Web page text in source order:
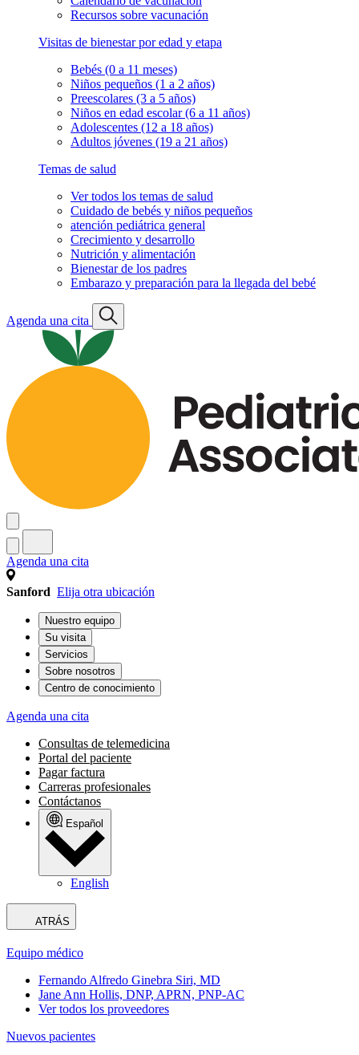
Recursos sobre vacunación
Visitas de bienestar por edad y etapa
Bebés (0 a 11 meses)
Niños pequeños (1 a 2 años)
Preescolares (3 a 5 años)
Niños en edad escolar (6 a 11 años)
Adolescentes (12 a 18 años)
Adultos jóvenes (19 a 21 años)
Temas de salud
Ver todos los temas de salud
Cuidado de bebés y niños pequeños
atención pediátrica general
Crecimiento y desarrollo
Nutrición y alimentación
Bienestar de los padres
Embarazo y preparación para la llegada del bebé
Agenda una cita
Agenda una cita
Sanford Elija otra ubicación
Nuestro equipo
Su visita
Servicios
Sobre nosotros
Centro de conocimiento
Agenda una cita
Consultas de telemedicina
Portal del paciente
Pagar factura
Carreras profesionales
Contáctanos
Español
English
ATRÁS
Equipo médico
Fernando Alfredo Ginebra Siri, MD
Jane Ann Hollis, DNP, APRN, PNP-AC
Ver todos los proveedores
Nuevos pacientes